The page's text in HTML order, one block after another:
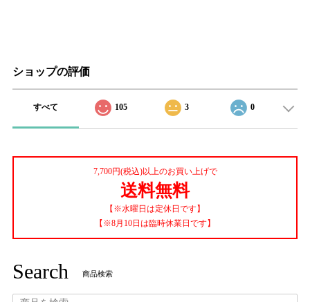
ショップの評価
すべて 105 3 0
7,700円(税込)以上のお買い上げで
送料無料
【※水曜日は定休日です】
【※8月10日は臨時休業日です】
Search 商品検索